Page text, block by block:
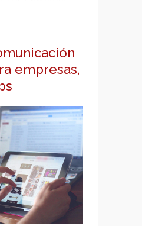
empresas,